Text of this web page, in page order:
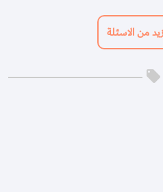
من الاسئلة